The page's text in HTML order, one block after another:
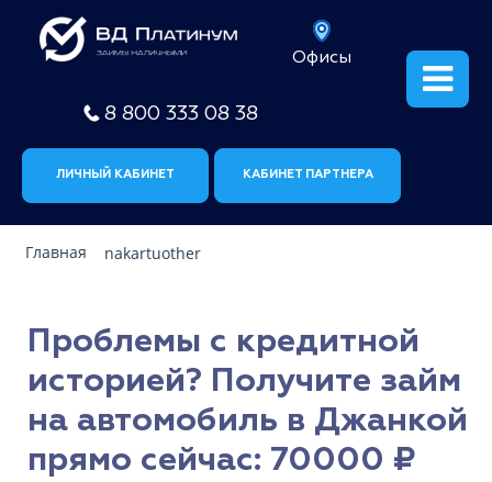
Офисы
8 800 333 08 38
ЛИЧНЫЙ КАБИНЕТ КАБИНЕТ ПАРТНЕРА
Главная nakartuother
Проблемы с кредитной
историей? Получите займ
на автомобиль в Джанкой
прямо сейчас: 70000 ₽